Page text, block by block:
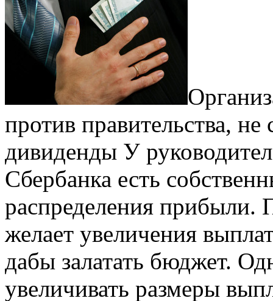
против правительства,
дивиденды У
Сбербанка есть
распределения прибыли.
желает увеличения
дабы залатать бюджет.
увеличивать размеры